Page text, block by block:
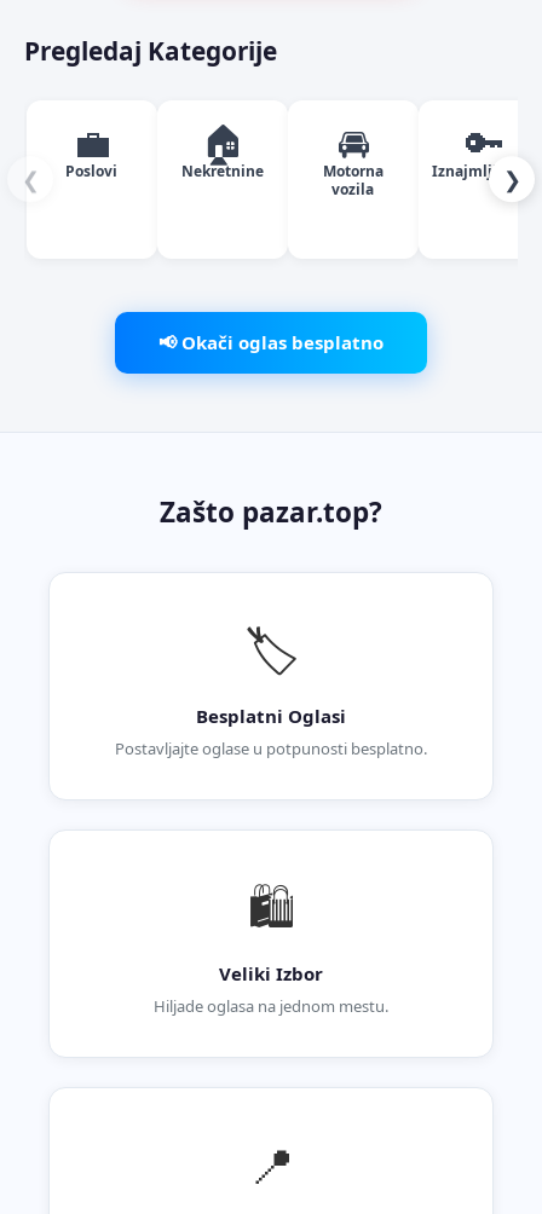
Pregledaj Kategorije
❮
💼
Poslovi
🏠
Nekretnine
🚘
Motorna
vozila
🔑
Iznajmljivanje
❯
📢 Okači oglas besplatno
Zašto pazar.top?
🏷️
Besplatni Oglasi
Postavljajte oglase u potpunosti besplatno.
🛍️
Veliki Izbor
Hiljade oglasa na jednom mestu.
📍